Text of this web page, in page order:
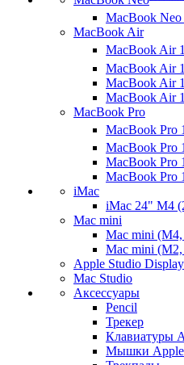
MacBook
MacBook Air
MacBook Air
MacBook Air
MacBook Air
MacBook Air
MacBook Pro
MacBook Pro
MacBook Pro
MacBook Pro
MacBook Pro
iMac
iMac 24" M4
Mac mini
Mac mini
Mac mini
Apple Studio Display
Mac Studio
Аксессуары
Pencil
Трекер
Клавиатуры
Мышки Apple